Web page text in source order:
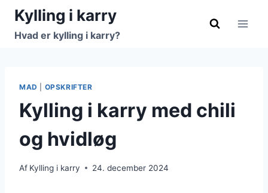
Fortsæt
indhold
Kylling i karry
Hvad er kylling i karry?
MAD OPSKRIFTER
Kylling i karry med chili
og hvidløg
Af Kylling i karry 24. december 2024